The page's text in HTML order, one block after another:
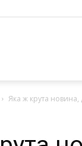
Яка ж крута